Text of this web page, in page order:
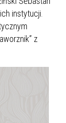
instytucji.
z